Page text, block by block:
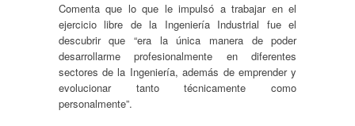
Comenta que lo que le impulsó a trabajar en el
ejercicio libre de la Ingeniería Industrial fue el
descubrir que “era la única manera de poder
desarrollarme profesionalmente en diferentes
sectores de la Ingeniería, además de emprender y
evolucionar tanto técnicamente como
personalmente”.